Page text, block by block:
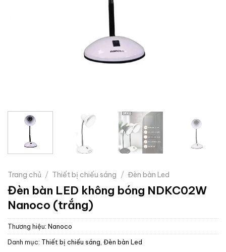
Trang chủ / Thiết bị chiếu sáng / Đèn bàn Led
Đèn bàn LED không bóng NDKC02W
Nanoco (trắng)
Thương hiệu: Nanoco
Danh mục: Thiết bị chiếu sáng Đèn bàn Led